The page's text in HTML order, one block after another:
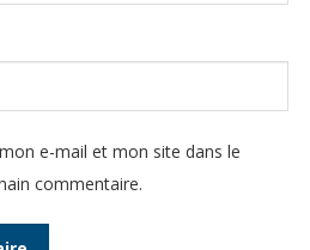
e-mail et mon site dans le
commentaire.